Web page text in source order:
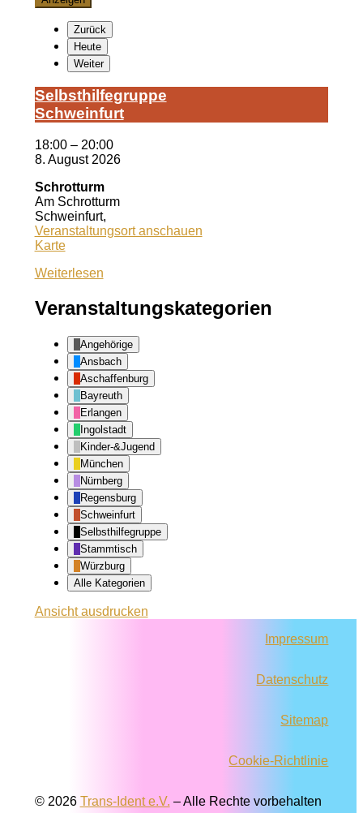
Zurück
Heute
Weiter
Selbst­hil­fe­grup­pe
Schwein­furt
18:00 – 20:00
8. August 2026
Schrotturm
Am Schrotturm
Schweinfurt,
Veranstaltungsort anschauen
KarteSchrotturm
Weiterlesen
Veranstaltungskategorien
Angehörige
Ansbach
Aschaffenburg
Bayreuth
Erlangen
Ingolstadt
Kinder-&Jugend
München
Nürnberg
Regensburg
Schweinfurt
Selbsthilfegruppe
Stammtisch
Würzburg
Alle Kategorien
Ansichtausdrucken
Impressum
Datenschutz
Sitemap
Cookie-Richtlinie
© 2026 Trans-Ident e.V. – Alle Rechte vorbehalten